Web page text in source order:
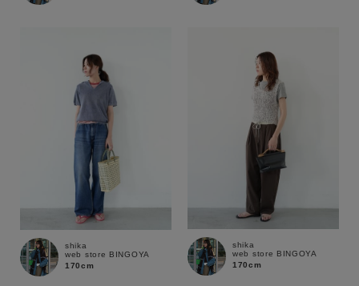
shika
web store BINGOYA
170cm
shika
web store BINGOYA
170cm